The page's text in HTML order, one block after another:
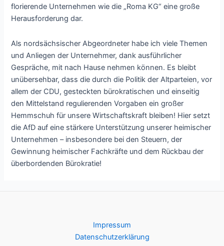
florierende Unternehmen wie die „Roma KG“ eine große
Herausforderung dar.
Als nordsächsischer Abgeordneter habe ich viele Themen
und Anliegen der Unternehmer, dank ausführlicher
Gespräche, mit nach Hause nehmen können. Es bleibt
unübersehbar, dass die durch die Politik der Altparteien, vor
allem der CDU, gesteckten bürokratischen und einseitig
den Mittelstand regulierenden Vorgaben ein großer
Hemmschuh für unsere Wirtschaftskraft bleiben! Hier setzt
die AfD auf eine stärkere Unterstützung unserer heimischer
Unternehmen – insbesondere bei den Steuern, der
Gewinnung heimischer Fachkräfte und dem Rückbau der
überbordenden Bürokratie!
Impressum
Datenschutzerklärung